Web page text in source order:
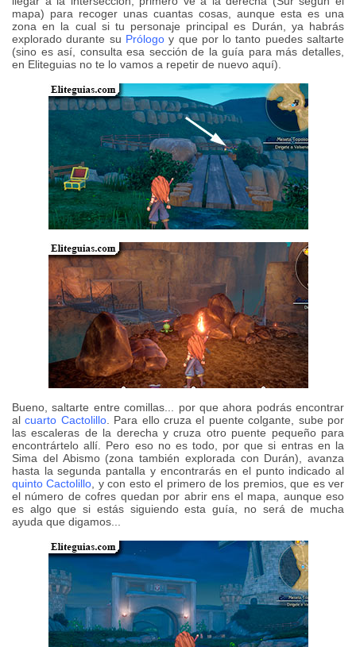
mapa) para recoger unas cuantas cosas, aunque esta es una
zona en la cual si tu personaje principal es Durán, ya habrás
explorado durante su Prólogoy que por lo tanto puedes saltarte
(sino es así, consulta esa sección de la guía para más detalles,
en Eliteguias no te lo vamos a repetir de nuevo aquí).
Bueno, saltarte entre comillas... por que ahora podrás encontrar
alcuarto Cactolillo. Para ello cruza el puente colgante, sube por
las escaleras de la derecha y cruza otro puente pequeño para
encontrártelo allí. Pero eso no es todo, por que si entras en la
Sima del Abismo (zona también explorada con Durán), avanza
hasta la segunda pantalla y encontrarás en el punto indicado al
quinto Cactolillo , y con esto el primero de los premios, que es ver
el número de cofres quedan por abrir ens el mapa, aunque eso
es algo que si estás siguiendo esta guía, no será de mucha
ayuda que digamos...